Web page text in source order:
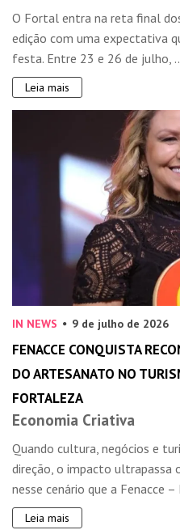
O Fortal entra na reta final
edição com uma expectativa
festa. Entre 23 e 26 de julho,
Leia mais
IN NEWS 9 de julho de 2026
FENACCE CONQUISTA
DO ARTESANATO NO
FORTALEZA
Economia Criativa
Quando cultura, negócios e
direção, o impacto ultrapassa
nesse cenário que a Fenacce
Leia mais